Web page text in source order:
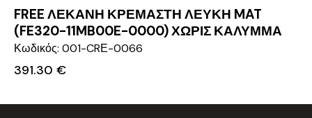
FREE ΛΕΚΑΝΗ ΚΡΕΜΑΣΤΗ ΛΕΥΚΗ MAT
(FE320-11MB00E-0000) ΧΩΡΙΣ ΚΑΛΥΜΜΑ
Κωδικός: 001-CRΕ-0066
391.30 €